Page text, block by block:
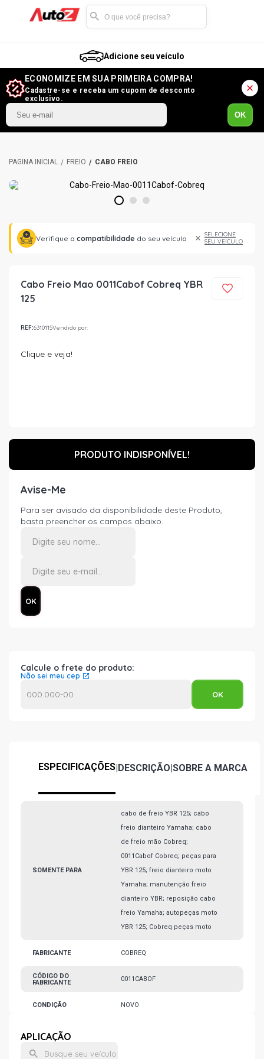
Adicione seu veículo
ECONOMIZE EM SUA PRIMEIRA COMPRA!
Cadastre-se e receba um cupom de desconto
exclusivo.
OK
FREIO CABO FREIO
1 2 3
Verifique a compatibilidade do seu veículo
SELECIONE
SEU VEÍCULO
Cabo Freio Mao 0011Cabof Cobreq YBR
125
REF:6310115Vendido por:
Clique e veja!
PRODUTO INDISPONÍVEL!
Avise-Me
Para ser avisado da disponibilidade deste Produto,
basta preencher os campos abaixo.
Calcule o frete do produto:
Não sei meu cep
ESPECIFICAÇÕES|DESCRIÇÃO|SOBRE A MARCA
SOMENTE PARA
cabo de freio YBR 125; cabo
freio dianteiro Yamaha; cabo
de freio mão Cobreq;
0011Cabof Cobreq; peças para
YBR 125; freio dianteiro moto
Yamaha; manutenção freio
dianteiro YBR; reposição cabo
freio Yamaha; autopeças moto
YBR 125; Cobreq peças moto
FABRICANTE COBREQ
CÓDIGO DO
FABRICANTE
0011CABOF
CONDIÇÃO NOVO
APLICAÇÃO